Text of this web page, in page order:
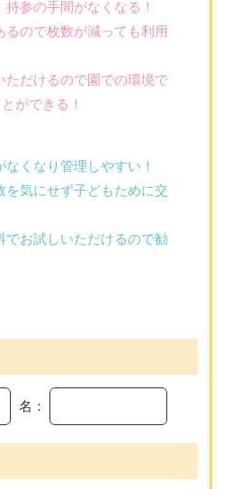
参の手間がなくなる！
るので枚数が減っても利用
ただけるので園での環境で
ができる！
くなり管理しやすい！
を気にせず子どもために交
でお試しいただけるので勧
名：